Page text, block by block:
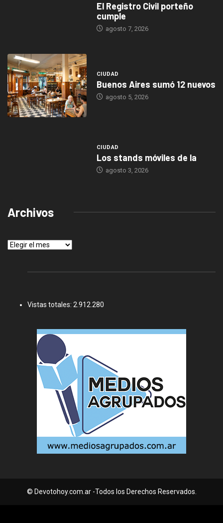
El Registro Civil porteño
cumple
agosto 7, 2026
CIUDAD
Buenos Aires sumó 12 nuevos
agosto 5, 2026
CIUDAD
Los stands móviles de la
agosto 3, 2026
Archivos
Archivos
Vistas totales: 2.912.280
© Devotohoy.com.ar -Todos los Derechos Reservados.